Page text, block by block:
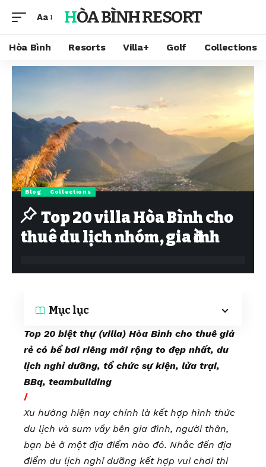
Aa HÒA BÌNH RESORT
Hòa Bình Resorts Villa+ Golf Collections
Blog Collections
Top 20 villa Hòa Bình cho
thuê du lịch nhóm, gia đình
Mục lục
Top 20 biệt thự (villa) Hòa Bình cho thuê giá
rẻ có bể bơi riêng mới rộng to đẹp nhất, du
lịch nghỉ dưỡng, tổ chức sự kiện, lửa trại,
BBq, teambuilding
/
Xu hướng hiện nay chính là kết hợp hình thức
du lịch và sum vầy bên gia đình, người thân,
bạn bè ở một địa điểm nào đó. Nhắc đến địa
điểm du lịch nghỉ dưỡng kết hợp vui chơi thì